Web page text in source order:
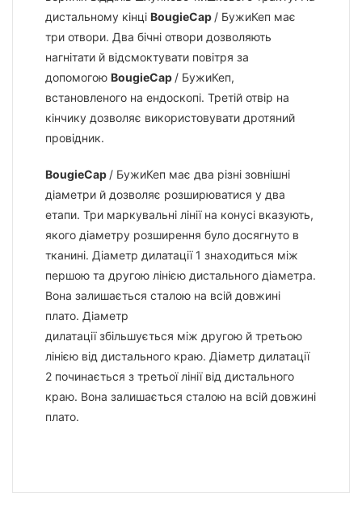
дистальному кінці BougieCap / БужиКеп має
три отвори. Два бічні отвори дозволяють
нагнітати й відсмоктувати повітря за
допомогою BougieCap / БужиКеп,
встановленого на ендоскопі. Третій отвір на
кінчику дозволяє використовувати дротяний
провідник.
BougieCap / БужиКеп має два різні зовнішні
діаметри й дозволяє розширюватися у два
етапи. Три маркувальні лінії на конусі вказують,
якого діаметру розширення було досягнуто в
тканині. Діаметр дилатації 1 знаходиться між
першою та другою лінією дистального діаметра.
Вона залишається сталою на всій довжині
плато. Діаметр
дилатації збільшується між другою й третьою
лінією від дистального краю. Діаметр дилатації
2 починається з третьої лінії від дистального
краю. Вона залишається сталою на всій довжині
плато.